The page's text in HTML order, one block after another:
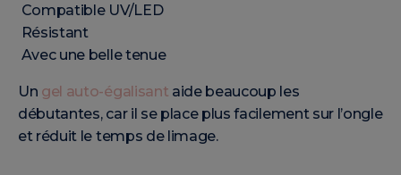
Compatible UV/LED
Résistant
Avec une belle tenue
Un gel auto-égalisant aide beaucoup les
débutantes, car il se place plus facilement sur l’ongle
et réduit le temps de limage.